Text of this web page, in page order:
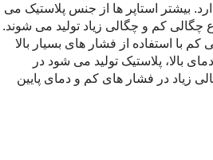
بیشتر استاپر ها از جنس پلاستیک می
چگالی کم و چگالی زیاد تولید می شوند.
کم با استفاده از فشار های بسیار بالا
اتمسفر) و دمای بالا، پلاستیک تولید می شود در
زیاد در فشار های کم و دمای پایین